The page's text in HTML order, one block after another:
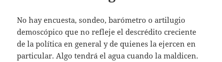
No hay encuesta, sondeo, barómetro o artilugio
demoscópico que no refleje el descrédito creciente
de la política en general y de quienes la ejercen en
particular. Algo tendrá el agua cuando la maldicen.